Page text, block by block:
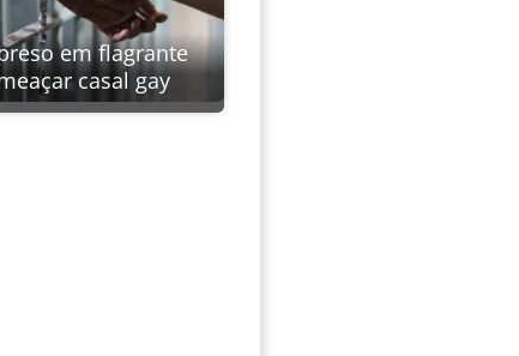
em flagrante
casal gay